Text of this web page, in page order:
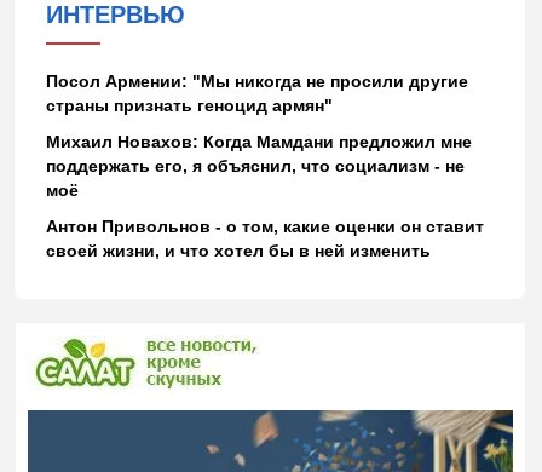
ИНТЕРВЬЮ
Посол Армении: "Мы никогда не просили другие
страны признать геноцид армян"
Михаил Новахов: Когда Мамдани предложил мне
поддержать его, я объяснил, что социализм - не
моё
Антон Привольнов - о том, какие оценки он ставит
своей жизни, и что хотел бы в ней изменить